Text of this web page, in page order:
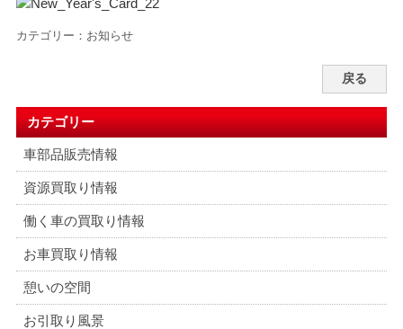
カテゴリー： お知らせ
戻る
カテゴリー
車部品販売情報
資源買取り情報
働く車の買取り情報
お車買取り情報
憩いの空間
お引取り風景